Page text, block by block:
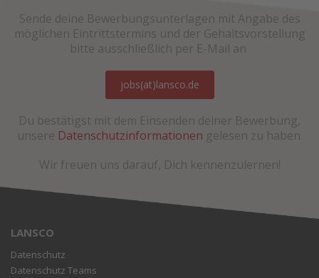
Sende deine Bewerbungsunterlagen mit Angabe des
möglichen Eintrittstermins und der Gehaltsvorstellung
bitte ausschließlich per E-Mail an
jobs(at)lansco.de
Du bestätigst mit dem Einsenden deiner Bewerbung,
unsere Datenschutzinformationen gelesen zu haben.
Wir freuen uns darauf, Dich kennenzulernen!
LANSCO
Datenschutz
Datenschutz Teams